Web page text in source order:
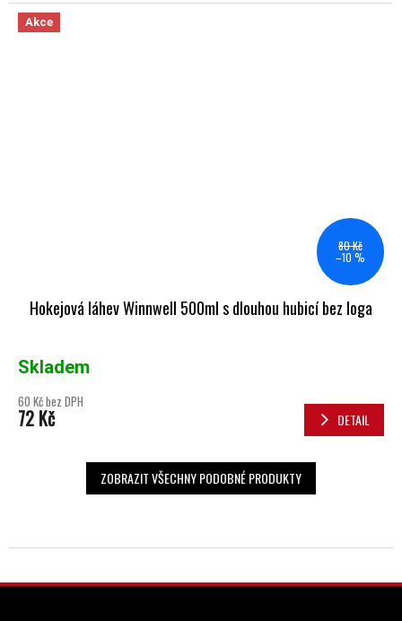
Akce
80 Kč
–10 %
Hokejová láhev Winnwell 500ml s dlouhou hubicí bez loga
Skladem
60 Kč bez DPH
72 Kč DETAIL
ZOBRAZIT VŠECHNY PODOBNÉ PRODUKTY
ZÁPATÍ